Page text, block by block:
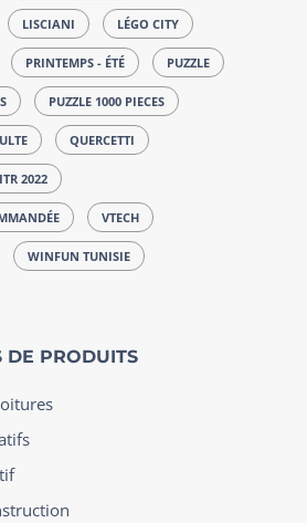
LISCIANI LÉGO CITY
PRINTEMPS - ÉTÉ PUZZLE
PUZZLE 1000 PIECES
QUERCETTI
2022
VTECH
WINFUN TUNISIE
DE PRODUITS